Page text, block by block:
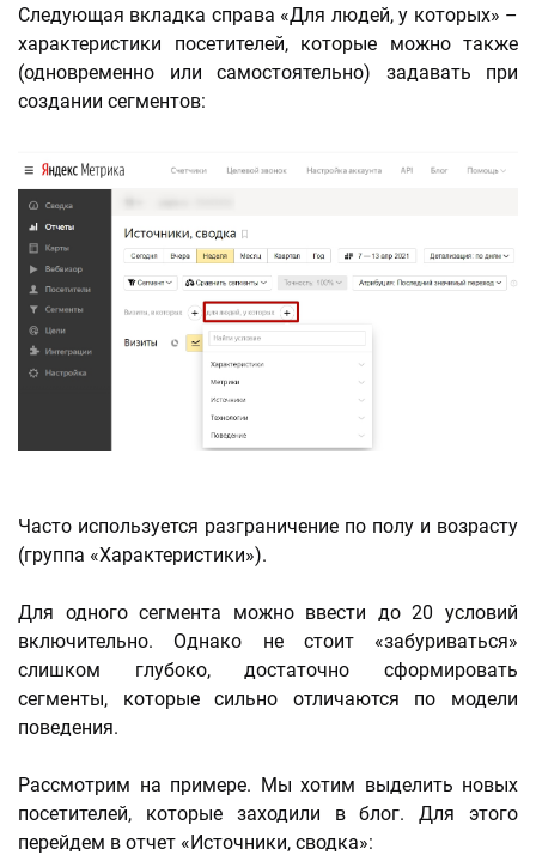
Следующая вкладка справа «Для людей, у которых» –
характеристики посетителей, которые можно также
(одновременно или самостоятельно) задавать при
создании сегментов:
Часто используется разграничение по полу и возрасту
(группа «Характеристики»).
Для одного сегмента можно ввести до 20 условий
включительно. Однако не стоит «забуриваться»
слишком глубоко, достаточно сформировать
сегменты, которые сильно отличаются по модели
поведения.
Рассмотрим на примере. Мы хотим выделить новых
посетителей, которые заходили в блог. Для этого
перейдем в отчет «Источники, сводка»: